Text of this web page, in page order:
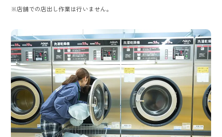
※店舗での店出し作業は行いません。